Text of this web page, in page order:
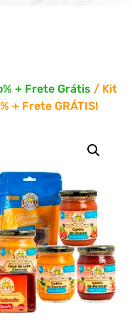
+ Frete Grátis / Kit
+ Frete GRÁTIS!